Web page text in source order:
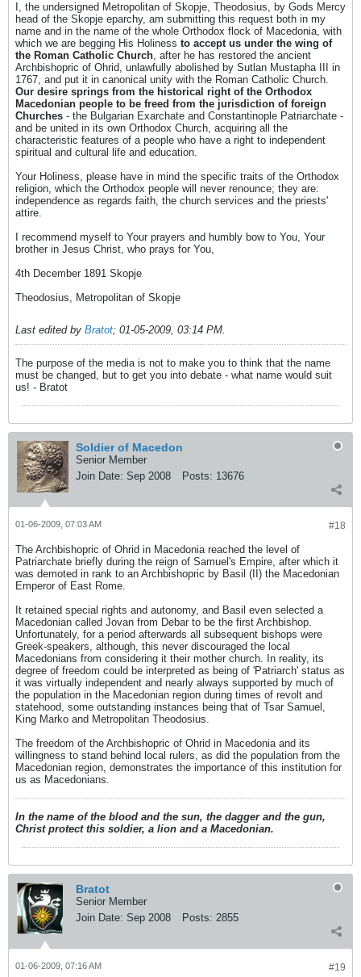
I, the undersigned Metropolitan of Skopje, Theodosius, by Gods Mercy
head of the Skopje eparchy, am submitting this request both in my
name and in the name of the whole Orthodox flock of Macedonia, with
which we are begging His Holiness to accept us under the wing of
the Roman Catholic Church, after he has restored the ancient
Archbishopric of Ohrid, unlawfully abolished by Sutlan Mustapha III in
1767, and put it in canonical unity with the Roman Catholic Church.
Our desire springs from the historical right of the Orthodox
Macedonian people to be freed from the jurisdiction of foreign
Churches - the Bulgarian Exarchate and Constantinople Patriarchate -
and be united in its own Orthodox Church, acquiring all the
characteristic features of a people who have a right to independent
spiritual and cultural life and education.
Your Holiness, please have in mind the specific traits of the Orthodox
religion, which the Orthodox people will never renounce; they are:
independence as regards faith, the church services and the priests'
attire.
I recommend myself to Your prayers and humbly bow to You, Your
brother in Jesus Christ, who prays for You,
4th December 1891 Skopje
Theodosius, Metropolitan of Skopje
Last edited by Bratot; 01-05-2009, 03:14 PM.
The purpose of the media is not to make you to think that the name
must be changed, but to get you into debate - what name would suit
us! - Bratot
Soldier of Macedon
Senior Member
Join Date: Sep 2008 Posts: 13676
#18
01-06-2009, 07:03 AM
The Archbishopric of Ohrid in Macedonia reached the level of
Patriarchate briefly during the reign of Samuel's Empire, after which it
was demoted in rank to an Archbishopric by Basil (II) the Macedonian
Emperor of East Rome.
It retained special rights and autonomy, and Basil even selected a
Macedonian called Jovan from Debar to be the first Archbishop.
Unfortunately, for a period afterwards all subsequent bishops were
Greek-speakers, although, this never discouraged the local
Macedonians from considering it their mother church. In reality, its
degree of freedom could be interpreted as being of 'Patriarch' status as
it was virtually independent and nearly always supported by much of
the population in the Macedonian region during times of revolt and
statehood, some outstanding instances being that of Tsar Samuel,
King Marko and Metropolitan Theodosius.
The freedom of the Archbishopric of Ohrid in Macedonia and its
willingness to stand behind local rulers, as did the population from the
Macedonian region, demonstrates the importance of this institution for
us as Macedonians.
In the name of the blood and the sun, the dagger and the gun,
Christ protect this soldier, a lion and a Macedonian.
Bratot
Senior Member
Join Date: Sep 2008 Posts: 2855
#19
01-06-2009, 07:16 AM